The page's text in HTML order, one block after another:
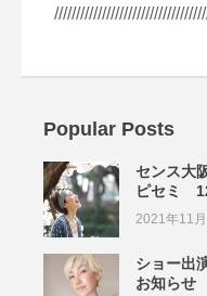
Popular Posts
センス大
ピセミ
2021年11
ショー出
お知らせ